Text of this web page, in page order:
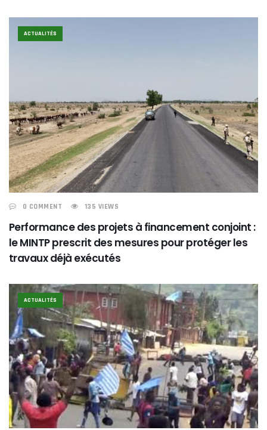
ACTUALITÉS
0 COMMENT 135 VIEWS
Performance des projets à financement conjoint :
le MINTP prescrit des mesures pour protéger les
travaux déjà exécutés
ACTUALITÉS